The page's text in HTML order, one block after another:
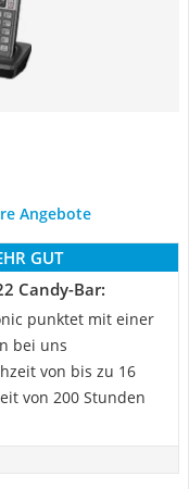
Angebote
GUT
Candy-Bar:
punktet mit einer
bei uns
von bis zu 16
von 200 Stunden